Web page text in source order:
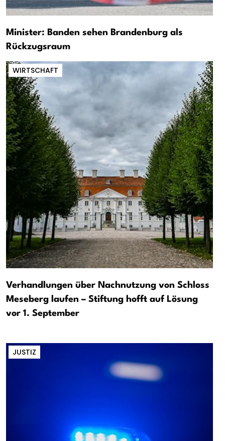
Minister: Banden sehen Brandenburg als
Rückzugsraum
WIRTSCHAFT
Verhandlungen über Nachnutzung von Schloss
Meseberg laufen – Stiftung hofft auf Lösung
vor 1. September
JUSTIZ